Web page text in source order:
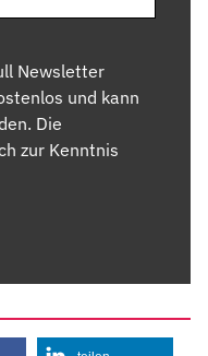
Newsletter
und kann
Die
zur Kenntnis